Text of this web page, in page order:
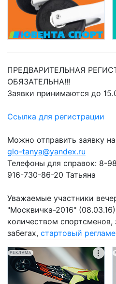
ПРЕДВАРИТЕЛЬНАЯ
ОБЯЗАТЕЛЬНА!!!
Заявки принимаются до
Ссылка для регистрации
Можно отправить заявку
glo-tanya@yandex.ru
Телефоны для справок: 8-
916-730-86-20 Татьяна
Уважаемые участники
"Москвичка-2016"
количеством спортсменов,
забегах, стартовый
РЕКЛАМА